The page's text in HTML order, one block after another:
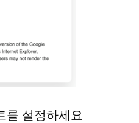
를 설정하세요